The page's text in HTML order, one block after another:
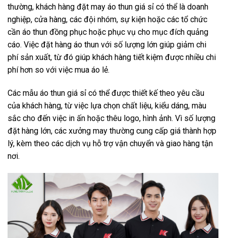
thường, khách hàng đặt may áo thun giá sỉ có thể là doanh
nghiệp, cửa hàng, các đội nhóm, sự kiện hoặc các tổ chức
cần áo thun đồng phục hoặc phục vụ cho mục đích quảng
cáo. Việc đặt hàng áo thun với số lượng lớn giúp giảm chi
phí sản xuất, từ đó giúp khách hàng tiết kiệm được nhiều chi
phí hơn so với việc mua áo lẻ.
Các mẫu áo thun giá sỉ có thể được thiết kế theo yêu cầu
của khách hàng, từ việc lựa chọn chất liệu, kiểu dáng, màu
sắc cho đến việc in ấn hoặc thêu logo, hình ảnh. Vì số lượng
đặt hàng lớn, các xưởng may thường cung cấp giá thành hợp
lý, kèm theo các dịch vụ hỗ trợ vận chuyển và giao hàng tận
nơi.